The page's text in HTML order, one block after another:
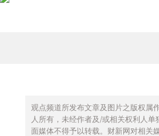
观点频道所发布文章及图片之版权属
人所有，未经作者及/或相关权利人
面媒体不得予以转载。财新网对相关